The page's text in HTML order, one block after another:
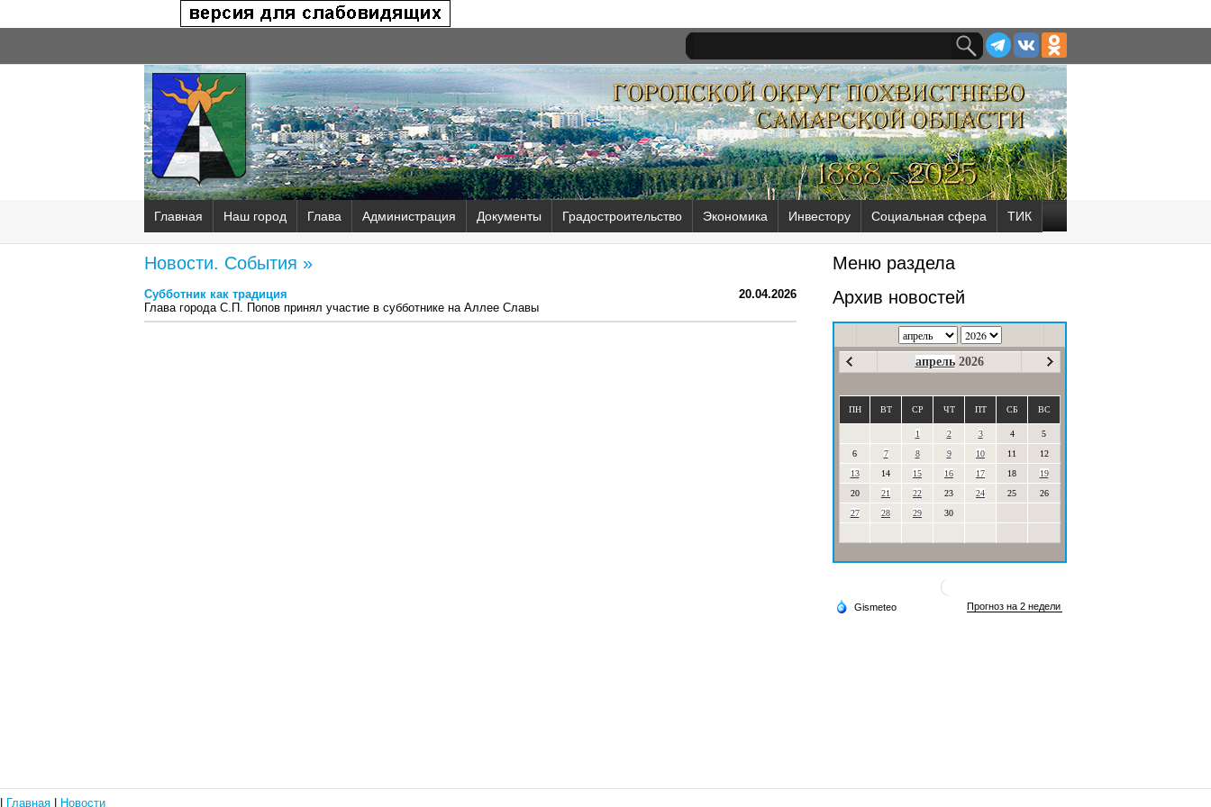
Главная Наш город Глава Администрация Документы Градостроительство Экономика Инвестору Социальная сфера ТИК
Новости. События »
20.04.2026
Субботник как традиция
Глава города С.П. Попов принял участие в субботнике на Аллее Славы
Меню раздела
Архив новостей
апрель 2026
ПН ВТ СР ЧТ ПТ СБ ВС
1 2 3 4
5
6
7 8 9 10 11
12
13
14 15 16 17 18
19
20
21 22 23 24 25
26
27
28 29 30
Главная Новости